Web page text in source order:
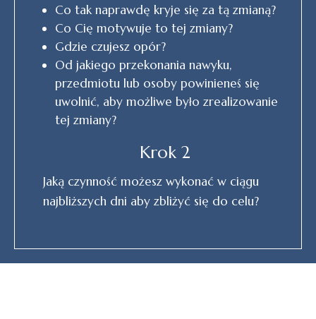
Co tak naprawdę kryje się za tą zmianą?
Co Cię motywuje to tej zmiany?
Gdzie czujesz opór?
Od jakiego przekonania nawyku,
przedmiotu lub osoby powinieneś się
uwolnić, aby możliwe było zrealizowanie
tej zmiany?
Krok 2
Jaką czynność możesz wykonać w ciągu
najbliższych dni aby zbliżyć się do celu?